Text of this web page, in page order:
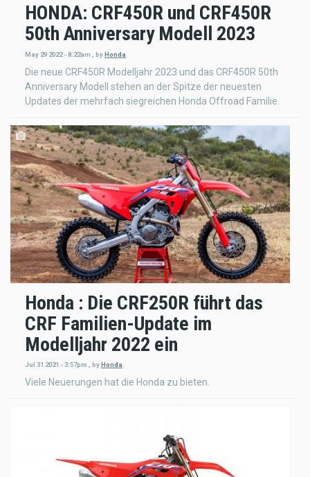
HONDA: CRF450R und CRF450R
50th Anniversary Modell 2023
May 29 2022 - 8:22am byHonda
Die neue CRF450R Modelljahr 2023 und das CRF450R 50th
Anniversary Modell stehen an der Spitze der neuesten
Updates der mehrfach siegreichen Honda Offroad Familie.
Honda : Die CRF250R führt das
CRF Familien-Update im
Modelljahr 2022 ein
Jul 31 2021 - 3:57pm byHonda
Viele Neuerungen hat die Honda zu bieten.